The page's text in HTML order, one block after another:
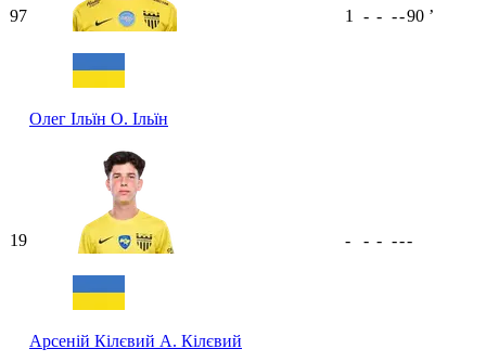
97
Олег Ільїн О. Ільїн
1 - - --90 ʼ
19
Арсеній Кілєвий А. Кілєвий
- - - ---